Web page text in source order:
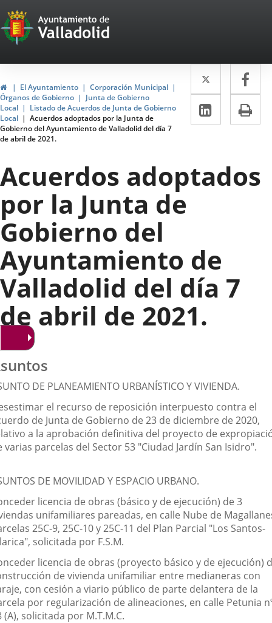
Portal
Web
del
Ayuntamiento
de
Valladolid
HomeEl Ayuntamiento
Corporación Municipal
Órganos de Gobierno
Junta de Gobierno
Local
Listado de Acuerdos de Junta de Gobierno
Local
Acuerdos adoptados por la Junta de
Gobierno del Ayuntamiento de Valladolid del día 7
de abril de 2021.
Twitter
Enlace
a
una
a
Linkedin
Enlace
a
externa.
Acuerdos adoptados
por la Junta de
Gobierno del
Ayuntamiento de
Valladolid del día 7
de abril de 2021.
DE PLANEAMIENTO URBANÍSTICO Y VIVIENDA.
el recurso de reposición interpuesto contra el
de Junta de Gobierno de 23 de diciembre de 2020,
a la aprobación definitiva del proyecto de
varias parcelas del Sector 53 "Ciudad Jardín San Isidro".
DE MOVILIDAD Y ESPACIO URBANO.
licencia de obras (básico y de ejecución) de 3
unifamiliares pareadas, en calle Nube de
25C-9, 25C-10 y 25C-11 del Plan Parcial "Los Santos-
solicitada por F.S.M.
licencia de obras (proyecto básico y de ejecución)
de vivienda unifamiliar entre medianeras con
con cesión a viario público de parte delantera de la
por regularización de alineaciones, en calle Petunia
(A), solicitada por M.T.M.C.